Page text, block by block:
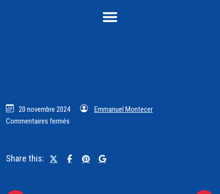
20 novembre 2024
Emmanuel Montecer
Commentaires fermés
Share this: